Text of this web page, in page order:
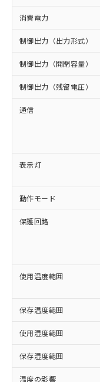
消費電力
制御出力（出力形式）
制御出力（開閉容量）
制御出力（残留電圧）
通信
表示灯
動作モード
保護回路
使用温度範囲
保存温度範囲
使用湿度範囲
保存湿度範囲
温度の影響
ご利用
以下の条件
ご利用くだ
本サ
商品
(税抜)
当社
本サ
対応済み
非含有に対
す。
対応予定：
有に対応し
対応予定な
非含有に非
定はありま
調査・確認
非含有の対
商品です。
非該当品：
害物質有無
仕入先様の事
※1 中国
「○」：最
基準値以下
「×」：最